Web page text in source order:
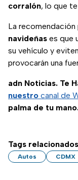
corralón, lo que
La recomendación
navideñas es que
su vehículo y
provocarán una
adn Noticias. Te
nuestro canal de
palma de tu
Tags relacionados
Autos CDMX